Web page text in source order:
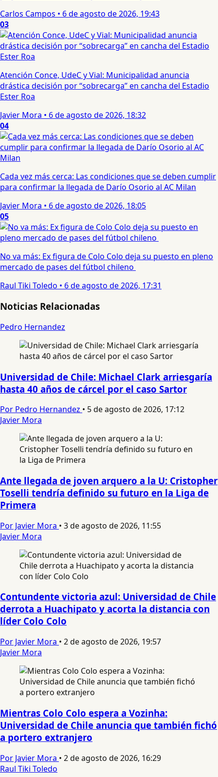
Carlos Campos • 6 de agosto de 2026, 19:43
03
Atención Conce, UdeC y Vial: Municipalidad anuncia
drástica decisión por “sobrecarga” en cancha del Estadio
Ester Roa
Javier Mora • 6 de agosto de 2026, 18:32
04
Cada vez más cerca: Las condiciones que se deben cumplir
para confirmar la llegada de Darío Osorio al AC Milan
Javier Mora • 6 de agosto de 2026, 18:05
05
No va más: Ex figura de Colo Colo deja su puesto en pleno
mercado de pases del fútbol chileno
Raul Tiki Toledo • 6 de agosto de 2026, 17:31
Noticias Relacionadas
Pedro Hernandez
Universidad de Chile: Michael Clark arriesgaría
hasta 40 años de cárcel por el caso Sartor
Por Pedro Hernandez • 5 de agosto de 2026, 17:12
Javier Mora
Ante llegada de joven arquero a la U: Cristopher
Toselli tendría definido su futuro en la Liga de
Primera
Por Javier Mora • 3 de agosto de 2026, 11:55
Javier Mora
Contundente victoria azul: Universidad de Chile
derrota a Huachipato y acorta la distancia con
líder Colo Colo
Por Javier Mora • 2 de agosto de 2026, 19:57
Javier Mora
Mientras Colo Colo espera a Vozinha:
Universidad de Chile anuncia que también fichó
a portero extranjero
Por Javier Mora • 2 de agosto de 2026, 16:29
Raul Tiki Toledo